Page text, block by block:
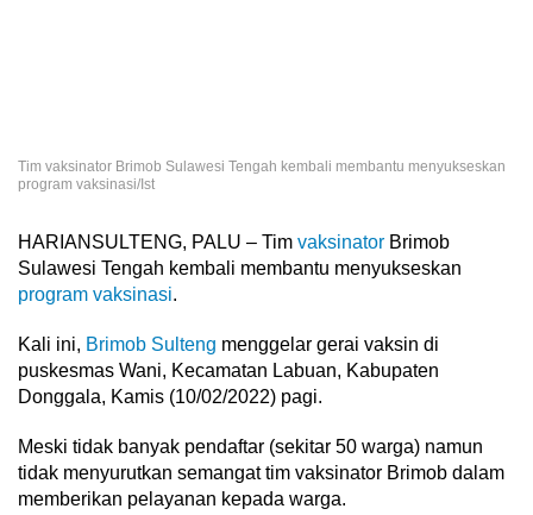
Tim vaksinator Brimob Sulawesi Tengah kembali membantu menyukseskan
program vaksinasi/Ist
HARIANSULTENG, PALU – Tim vaksinator Brimob
Sulawesi Tengah kembali membantu menyukseskan
program vaksinasi.
Kali ini, Brimob Sulteng menggelar gerai vaksin di
puskesmas Wani, Kecamatan Labuan, Kabupaten
Donggala, Kamis (10/02/2022) pagi.
Meski tidak banyak pendaftar (sekitar 50 warga) namun
tidak menyurutkan semangat tim vaksinator Brimob dalam
memberikan pelayanan kepada warga.